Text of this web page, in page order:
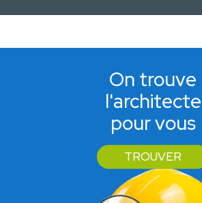
On trouve
l'architecte
pour vous
TROUVER